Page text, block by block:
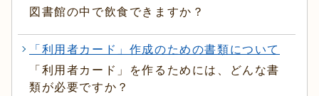
図書館の中で飲食できますか？
「利用者カード」作成のための書類について
「利用者カード」を作るためには、どんな書
類が必要ですか？